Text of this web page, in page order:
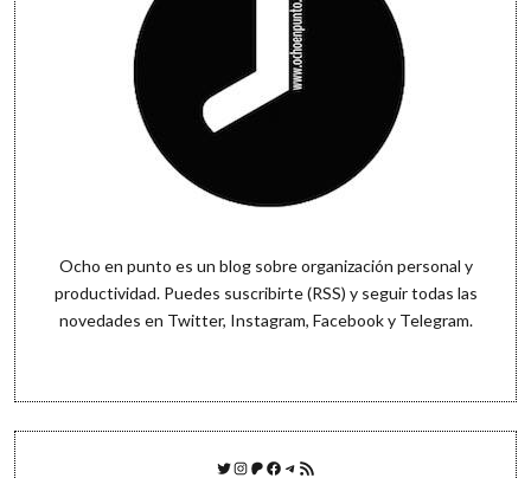
realidad)
Ocho en punto es un blog sobre organización personal y
productividad. Puedes suscribirte (RSS) y seguir todas las
novedades en Twitter, Instagram, Facebooky Telegram.
Twitter
Instagram
Patreon
Facebook
Telegram
Feed RSS